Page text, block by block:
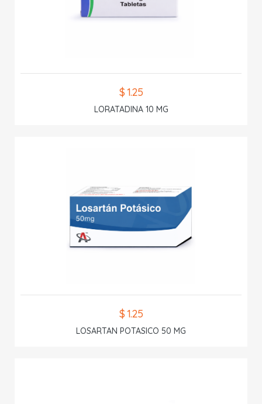
$ 1.25
LORATADINA 10 MG
$ 1.25
LOSARTAN POTASICO 50 MG